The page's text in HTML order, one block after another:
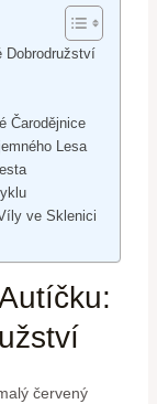
Dobrodružství
Čarodějnice
Lesa
ve Sklenici
červený